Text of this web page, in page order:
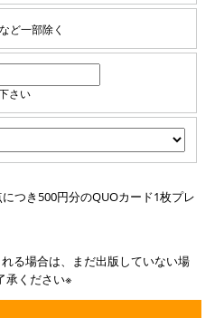
ど一部除く
さい
つき500円分のQUOカード1枚プレ
る場合は、まだ出版していない場
承ください※